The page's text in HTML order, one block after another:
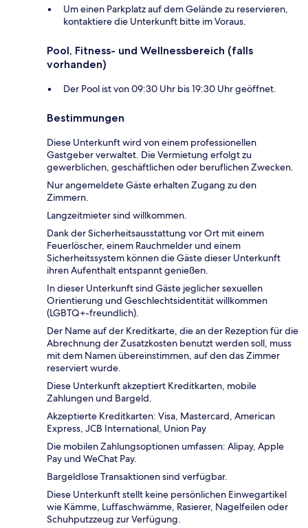
Um einen Parkplatz auf dem Gelände zu reservieren,
kontaktiere die Unterkunft bitte im Voraus.
Pool, Fitness- und Wellnessbereich (falls
vorhanden)
Der Pool ist von 09:30 Uhr bis 19:30 Uhr geöffnet.
Bestimmungen
Diese Unterkunft wird von einem professionellen
Gastgeber verwaltet. Die Vermietung erfolgt zu
gewerblichen, geschäftlichen oder beruflichen Zwecken.
Nur angemeldete Gäste erhalten Zugang zu den
Zimmern.
Langzeitmieter sind willkommen.
Dank der Sicherheitsausstattung vor Ort mit einem
Feuerlöscher, einem Rauchmelder und einem
Sicherheitssystem können die Gäste dieser Unterkunft
ihren Aufenthalt entspannt genießen.
In dieser Unterkunft sind Gäste jeglicher sexuellen
Orientierung und Geschlechtsidentität willkommen
(LGBTQ+-freundlich).
Der Name auf der Kreditkarte, die an der Rezeption für die
Abrechnung der Zusatzkosten benutzt werden soll, muss
mit dem Namen übereinstimmen, auf den das Zimmer
reserviert wurde.
Diese Unterkunft akzeptiert Kreditkarten, mobile
Zahlungen und Bargeld.
Akzeptierte Kreditkarten: Visa, Mastercard, American
Express, JCB International, Union Pay
Die mobilen Zahlungsoptionen umfassen: Alipay, Apple
Pay und WeChat Pay.
Bargeldlose Transaktionen sind verfügbar.
Diese Unterkunft stellt keine persönlichen Einwegartikel
wie Kämme, Luffaschwämme, Rasierer, Nagelfeilen oder
Schuhputzzeug zur Verfügung.